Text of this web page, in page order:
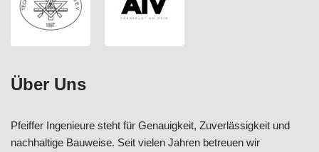
Über Uns
Pfeiffer Ingenieure steht für Genauigkeit, Zuverlässigkeit und
nachhaltige Bauweise. Seit vielen Jahren betreuen wir